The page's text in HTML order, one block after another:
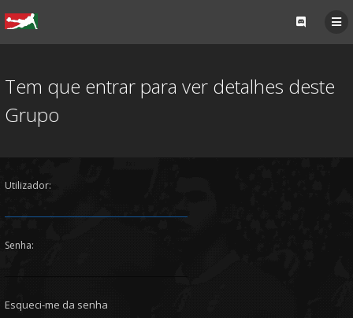
Tem que entrar para ver detalhes deste
Grupo
Utilizador:
Senha:
Esqueci-me da senha